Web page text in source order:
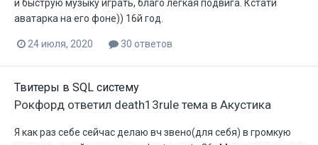
и быструю музыку играть, благо лёгкая подвига. Кстати
аватарка на его фоне)) 16й год.
24 июля, 2020 30 ответов
Твитеры в SQL систему
Рокфорд ответил death13rule тема в Акустика
Я как раз себе сейчас делаю вч звено(для себя) в громкую